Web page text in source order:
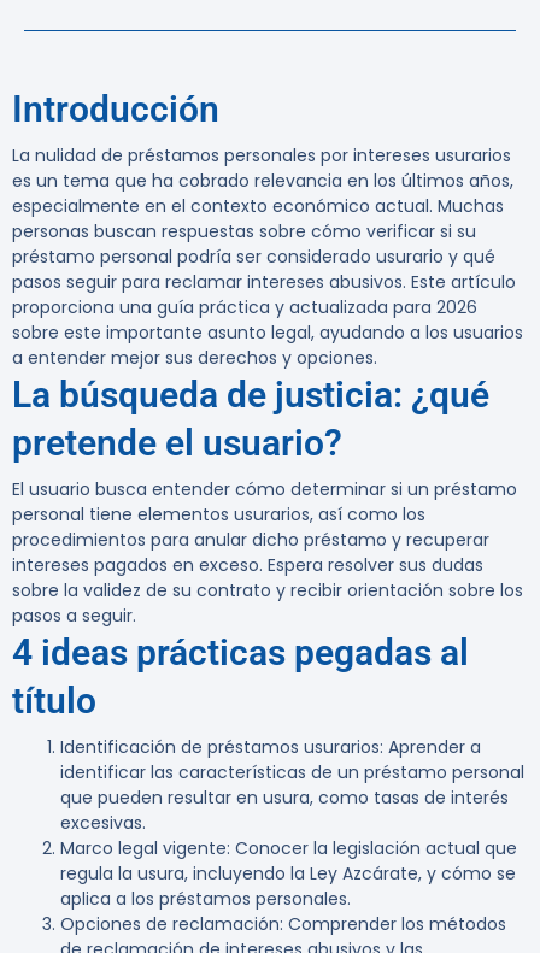
Introducción
La nulidad de préstamos personales por intereses usurarios
es un tema que ha cobrado relevancia en los últimos años,
especialmente en el contexto económico actual. Muchas
personas buscan respuestas sobre cómo verificar si su
préstamo personal podría ser considerado usurario y qué
pasos seguir para reclamar intereses abusivos. Este artículo
proporciona una guía práctica y actualizada para 2026
sobre este importante asunto legal, ayudando a los usuarios
a entender mejor sus derechos y opciones.
La búsqueda de justicia: ¿qué
pretende el usuario?
El usuario busca entender cómo determinar si un préstamo
personal tiene elementos usurarios, así como los
procedimientos para anular dicho préstamo y recuperar
intereses pagados en exceso. Espera resolver sus dudas
sobre la validez de su contrato y recibir orientación sobre los
pasos a seguir.
4 ideas prácticas pegadas al
título
Identificación de préstamos usurarios: Aprender a
identificar las características de un préstamo personal
que pueden resultar en usura, como tasas de interés
excesivas.
Marco legal vigente: Conocer la legislación actual que
regula la usura, incluyendo la Ley Azcárate, y cómo se
aplica a los préstamos personales.
Opciones de reclamación: Comprender los métodos